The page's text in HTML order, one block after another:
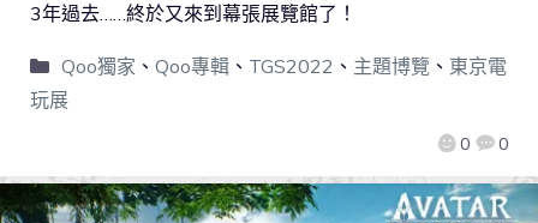
0 0
3年過去……終於又來到幕張展覽館了！
Qoo獨家 、 Qoo專輯、 TGS2022 、 主題博覽 、 東京電
玩展